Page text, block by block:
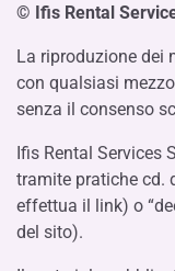
© Ifis Rental
La riproduzione dei
con qualsiasi
senza il consenso
Ifis Rental Services
tramite pratiche cd.
effettua il link) o
del sito).